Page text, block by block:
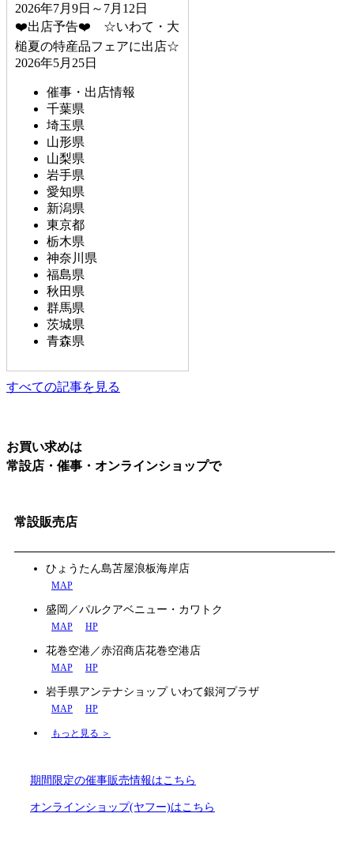
2026年7月9日～7月12日
❤️出店予告❤️ ☆いわて・大
槌夏の特産品フェアに出店☆
2026年5月25日
催事・出店情報
千葉県
埼玉県
山形県
山梨県
岩手県
愛知県
新潟県
東京都
栃木県
神奈川県
福島県
秋田県
群馬県
茨城県
青森県
すべての記事を見る
お買い求めは
常設店・催事・オンラインショップで
常設販売店
ひょうたん島苫屋浪板海岸店
MAP
盛岡／パルクアベニュー・カワトク
MAP HP
花巻空港／赤沼商店花巻空港店
MAP HP
岩手県アンテナショップ いわて銀河プラザ
MAP HP
もっと見る ＞
期間限定の催事販売情報はこちら
オンラインショップ(ヤフー)はこちら